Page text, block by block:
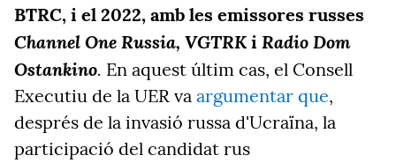
BTRC, i el 2022, amb les emissores russes
Channel One Russia, VGTRK i Radio Dom
Ostankino. En aquest últim cas, el Consell
Executiu de la UER va argumentar que,
després de la invasió russa d'Ucraïna, la
participació del candidat rus